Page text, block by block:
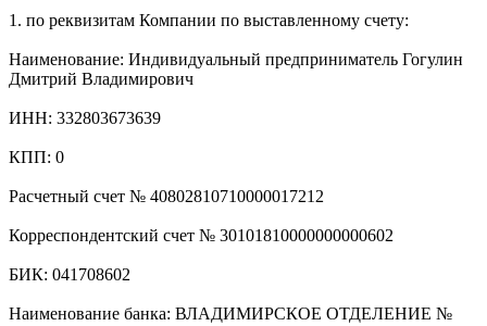
1. по реквизитам Компании по выставленному счету:
Наименование: Индивидуальный предприниматель Гогулин
Дмитрий Владимирович
ИНН: 332803673639
КПП: 0
Расчетный счет № 40802810710000017212
Корреспондентский счет № 30101810000000000602
БИК: 041708602
Наименование банка: ВЛАДИМИРСКОЕ ОТДЕЛЕНИЕ №